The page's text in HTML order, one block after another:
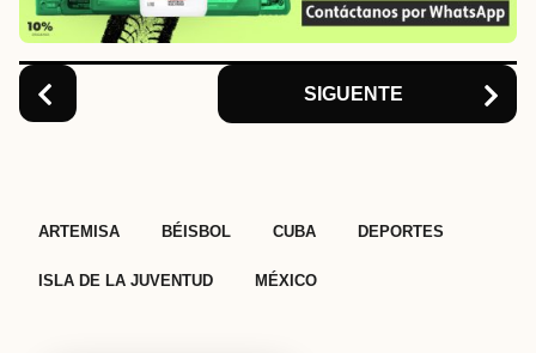
o
n
SIGUENTE
ARTEMISA BÉISBOL CUBA DEPORTES
ISLA DE LA JUVENTUD MÉXICO